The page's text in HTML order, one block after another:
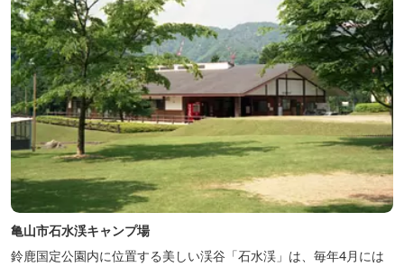
亀山市石水渓キャンプ場
鈴鹿国定公園内に位置する美しい渓谷「石水渓」は、毎年4月には